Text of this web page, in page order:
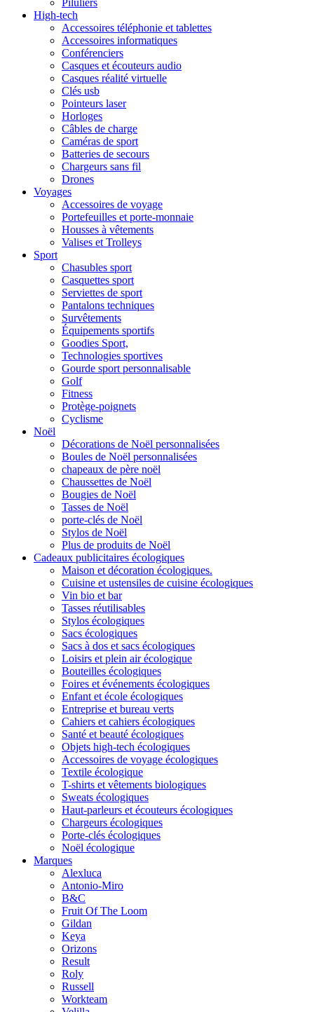
High-tech
Accessoires téléphonie et tablettes
Accessoires informatiques
Conférenciers
Casques et écouteurs audio
Casques réalité virtuelle
Clés usb
Pointeurs laser
Horloges
Câbles de charge
Caméras de sport
Batteries de secours
Chargeurs sans fil
Drones
Voyages
Accessoires de voyage
Portefeuilles et porte-monnaie
Housses à vêtements
Valises et Trolleys
Sport
Chasubles sport
Casquettes sport
Serviettes de sport
Pantalons techniques
Survêtements
Équipements sportifs
Goodies Sport,
Technologies sportives
Gourde sport personnalisable
Golf
Fitness
Protège-poignets
Cyclisme
Noël
Décorations de Noël personnalisées
Boules de Noël personnalisées
chapeaux de père noël
Chaussettes de Noël
Bougies de Noël
Tasses de Noël
porte-clés de Noël
Stylos de Noël
Plus de produits de Noël
Cadeaux publicitaires écologiques
Maison et décoration écologiques.
Cuisine et ustensiles de cuisine écologiques
Vin bio et bar
Tasses réutilisables
Stylos écologiques
Sacs écologiques
Sacs à dos et sacs écologiques
Loisirs et plein air écologique
Bouteilles écologiques
Foires et événements écologiques
Enfant et école écologiques
Entreprise et bureau verts
Cahiers et cahiers écologiques
Santé et beauté écologiques
Objets high-tech écologiques
Accessoires de voyage écologiques
Textile écologique
T-shirts et vêtements biologiques
Sweats écologiques
Haut-parleurs et écouteurs écologiques
Chargeurs écologiques
Porte-clés écologiques
Noël écologique
Marques
Alexluca
Antonio-Miro
B&C
Fruit Of The Loom
Gildan
Keya
Orizons
Result
Roly
Russell
Workteam